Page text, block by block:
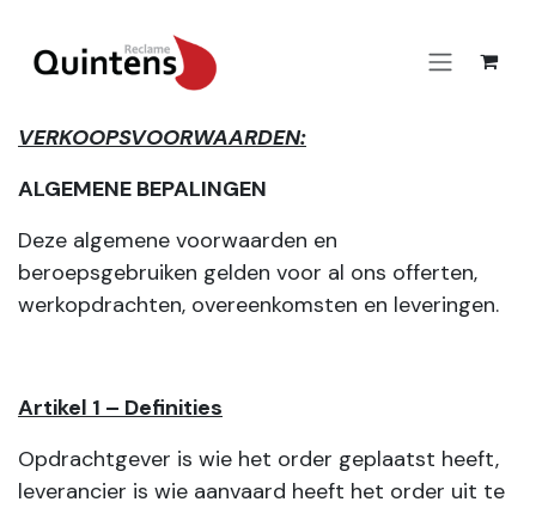
VERKOOPSVOORWAARDEN:
ALGEMENE BEPALINGEN
Deze algemene voorwaarden en
beroepsgebruiken gelden voor al ons offerten,
werkopdrachten, overeenkomsten en leveringen.
Artikel 1 – Definities
Opdrachtgever is wie het order geplaatst heeft,
leverancier is wie aanvaard heeft het order uit te